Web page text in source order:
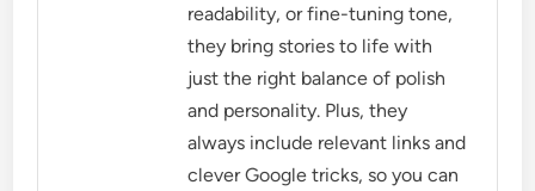
readability, or fine-tuning tone,
they bring stories to life with
just the right balance of polish
and personality. Plus, they
always include relevant links and
clever Google tricks, so you can